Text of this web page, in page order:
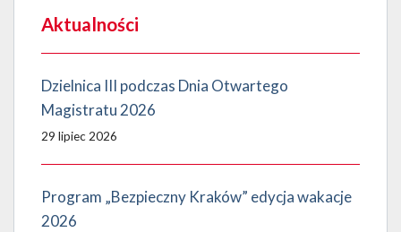
Aktualności
Dzielnica III podczas Dnia Otwartego
Magistratu 2026
29 lipiec 2026
Program „Bezpieczny Kraków” edycja wakacje
2026